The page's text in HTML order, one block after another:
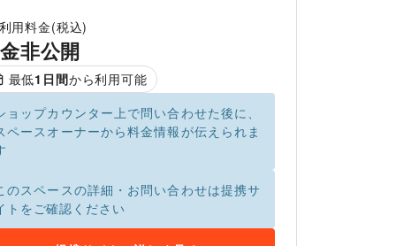
利用料金(税込)
非公開
最低1 日間から利用可能
ョップカウンター上で問い合わせた後に、
ペースオーナーから料金情報が伝えられま
のスペースの詳細・お問い合わせは提携サ
トをご確認ください